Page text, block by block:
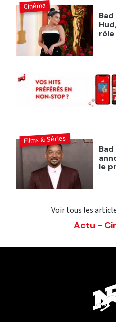
Bad
rôle
Cinéma
Bad
le
Films & Séries
Voir tous les
Actu -